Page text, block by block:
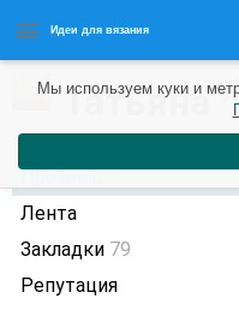
Идеи для вязания
Татьяна3
Профиль
Лента
Закладки 79
Репутация
Мы используем куки и